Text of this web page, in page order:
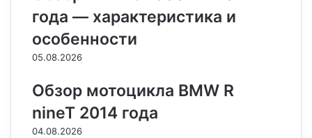
года — характеристика и
особенности
05.08.2026
Обзор мотоцикла BMW R
nineT 2014 года
04.08.2026